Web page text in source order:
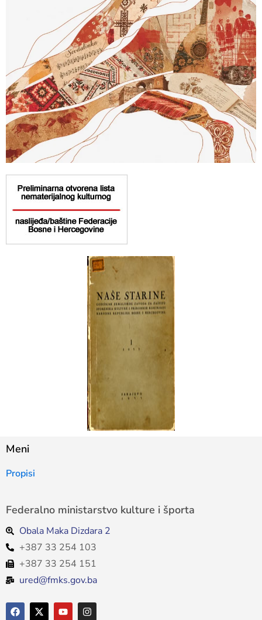
Meni
Propisi
Federalno ministarstvo kulture i športa
Obala Maka Dizdara 2
+387 33 254 103
+387 33 254 151
ured@fmks.gov.ba